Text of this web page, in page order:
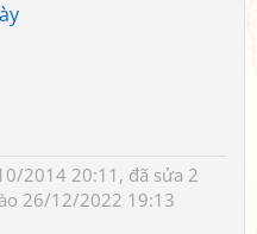
2014 20:11, đã sửa 2
26/12/2022 19:13